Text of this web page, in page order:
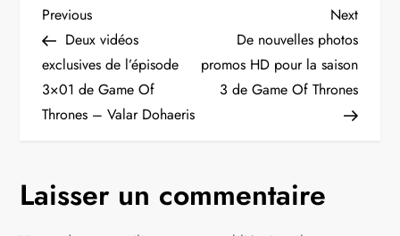
N
a
v
g
Previous
Post
Previous
Deux vidéos
exclusives de l’épisode
3×01 de Game Of
Thrones – Valar Dohaeris
Next
Post
Next
De nouvelles photos
promos HD pour la saison
3 de Game Of Thrones
Laisser un commentaire